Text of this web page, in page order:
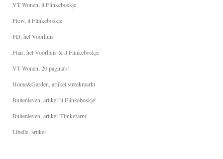
VT Wonen, it Flinkeboskje
Flow, it Flinkeboskje
FD, het Voorhuis
Flair, het Voorhuis & it Flinkeboskje
VT Wonen, 20 pagina's!
Home&Garden, artikel streekmarkt
Buitenleven, artikel 'it Flinkeboskje'
Buitenleven, artikel 'Flinkefarm'
Libelle, artikel